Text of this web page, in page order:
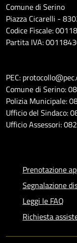
Comune di Serino
Piazza Cicarelli -
Codice Fiscale:
Partita IVA:
PEC:
Comune di Serino:
Polizia Municipale:
Ufficio del Sindaco:
Ufficio Assessori:
Prenotazione
Segnalazione
Leggi le FAQ
Richiesta